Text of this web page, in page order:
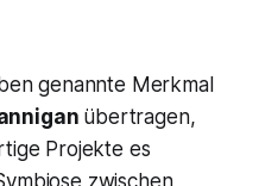
genannte Merkmal
übertragen,
Projekte es
zwischen